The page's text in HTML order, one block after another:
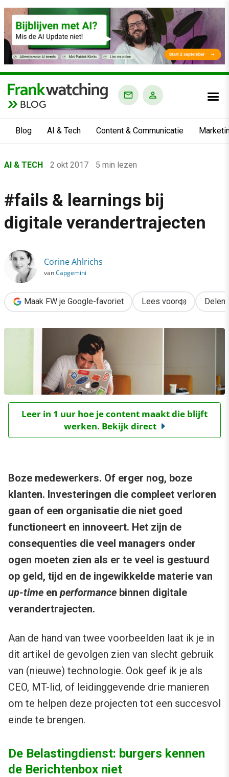
BLOG
Blog AI & Tech Content & Communicatie
›
›
AI & Tech
#fails & learnings bij digitale verandertrajecten
AI & TECH 2 okt 2017 5 min lezen
#fails & learnings bij
digitale verandertrajecten
Corine Ahlrichs
vanCapgemini
Maak FW je Google-favoriet Lees voor Delen
Leer in 1 uur hoe je content maakt die blijft
werken. Bekijk direct
Boze medewerkers. Of erger nog, boze
klanten. Investeringen die compleet verloren
gaan of een organisatie die niet goed
functioneert en innoveert. Het zijn de
consequenties die veel managers onder
ogen moeten zien als er te veel is gestuurd
op geld, tijd en de ingewikkelde materie van
up-time en performance binnen digitale
verandertrajecten.
Aan de hand van twee voorbeelden laat ik je in
dit artikel de gevolgen zien van slecht gebruik
van (nieuwe) technologie. Ook geef ik je als
CEO, MT-lid, of leidinggevende drie manieren
om te helpen deze projecten tot een succesvol
einde te brengen.
De Belastingdienst: burgers kennen
de Berichtenbox niet